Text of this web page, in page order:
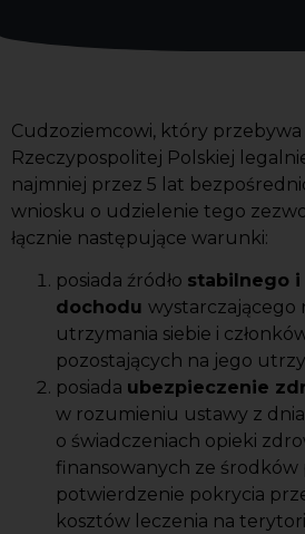
Cudzoziemcowi, który
Rzeczypospolitej Polskiej
najmniej przez 5 lat
wniosku o udzielenie tego
łącznie następujące warunki:
posiada źródło stabilnego
dochodu wystarczającego
utrzymania siebie i
pozostających na jego
posiada ubezpieczenie
w rozumieniu ustawy z
o świadczeniach opieki
finansowanych ze
potwierdzenie pokrycia
kosztów leczenia na